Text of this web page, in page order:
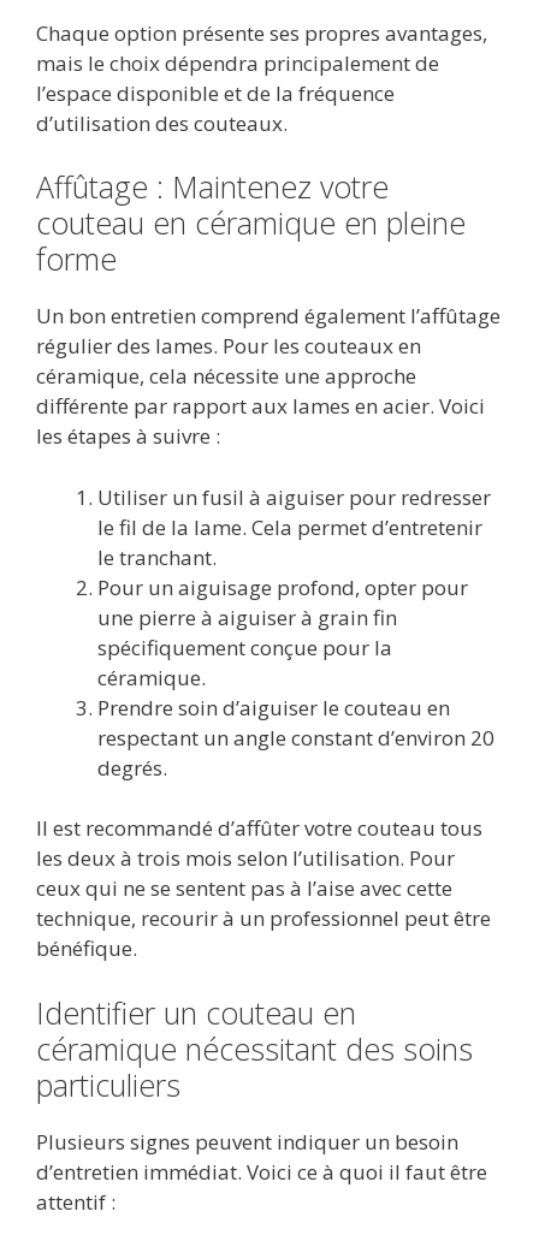
Chaque option présente ses propres avantages,
mais le choix dépendra principalement de
l’espace disponible et de la fréquence
d’utilisation des couteaux.
Affûtage : Maintenez votre
couteau en céramique en pleine
forme
Un bon entretien comprend également l’affûtage
régulier des lames. Pour les couteaux en
céramique, cela nécessite une approche
différente par rapport aux lames en acier. Voici
les étapes à suivre :
Utiliser un fusil à aiguiser pour redresser
le fil de la lame. Cela permet d’entretenir
le tranchant.
Pour un aiguisage profond, opter pour
une pierre à aiguiser à grain fin
spécifiquement conçue pour la
céramique.
Prendre soin d’aiguiser le couteau en
respectant un angle constant d’environ 20
degrés.
Il est recommandé d’affûter votre couteau tous
les deux à trois mois selon l’utilisation. Pour
ceux qui ne se sentent pas à l’aise avec cette
technique, recourir à un professionnel peut être
bénéfique.
Identifier un couteau en
céramique nécessitant des soins
particuliers
Plusieurs signes peuvent indiquer un besoin
d’entretien immédiat. Voici ce à quoi il faut être
attentif :